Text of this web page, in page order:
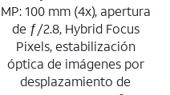
MP: 100 mm (4x), apertura
de ƒ/2.8, Hybrid Focus
Pixels, estabilización
óptica de imágenes por
desplazamiento de